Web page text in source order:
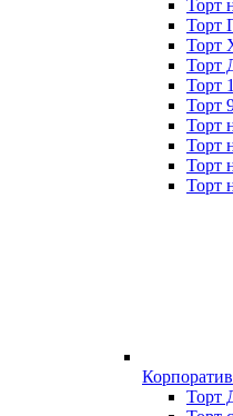
Торт
Торт
Торт
Торт
Торт
Торт
Торт
Торт
Торт
Торт
Торт